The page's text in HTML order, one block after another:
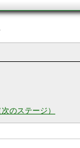
のステージ）